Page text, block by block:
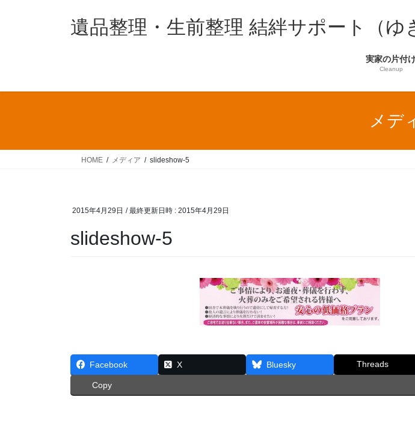
ス
ン
遺品整理・生前整理 結絆サポート（ゆ
実家の片付
Cleanup
メデ
HOME メディア slideshow-5
2015年4月29日 / 最終更新日時 : 2015年4月29日
slideshow-5
Facebook X Bluesky Threads
Copy